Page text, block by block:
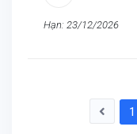
Hạn: 23/12/2026
1